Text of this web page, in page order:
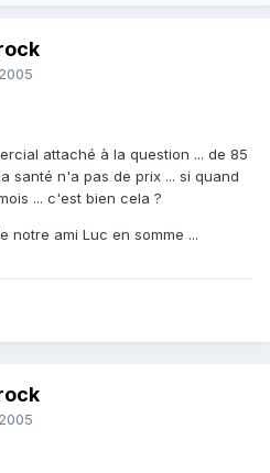
attaché à la question ... de 85
santé n'a pas de prix ... si quand
... c'est bien cela ?
notre ami Luc en somme ...